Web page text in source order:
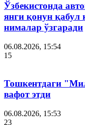
Ўзбекистонда
янги қонун
нималар ўзгаради
06.08.2026, 15:54
15
Тошкентдаги
вафот этди
06.08.2026, 15:53
23